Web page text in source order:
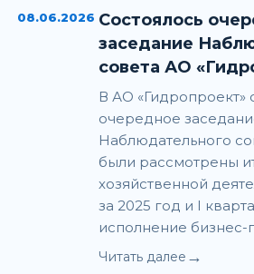
08.06.2026 Состоялось
заседание
совета АО
В АО «Гидропроект»
очередное
Наблюдательного
были рассмотрены
хозяйственной
за 2025 год и I
исполнение бизнес-
Читать далее →